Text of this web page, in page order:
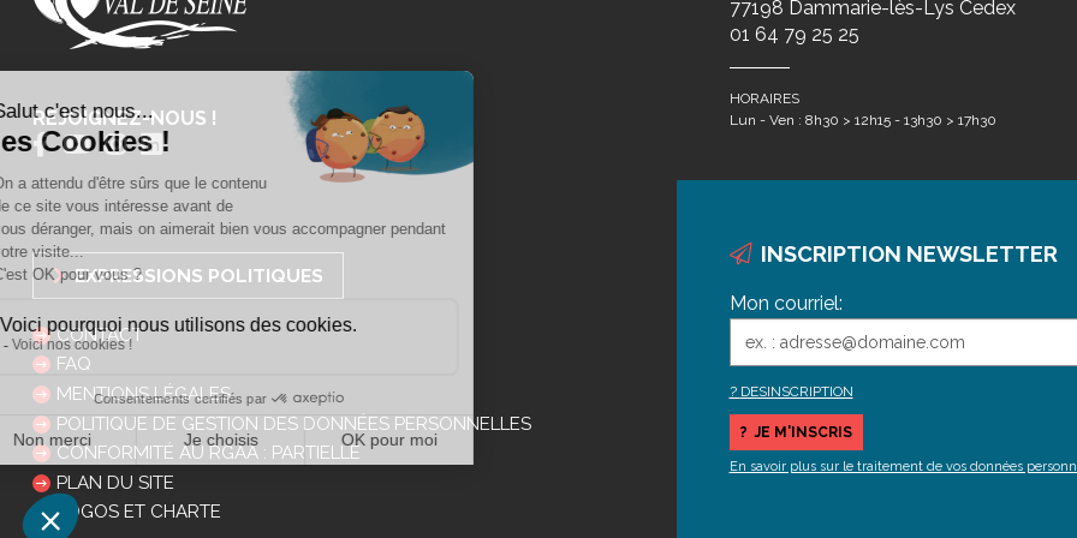
REJOIGNEZ-NOUS !
77198 Dammarie-lès-Lys Cedex
01 64 79 25 25
HORAIRES
Lun - Ven : 8h30 > 12h15 - 13h30 > 17h30
EXPRESSIONS POLITIQUES
CONTACT
FAQ
MENTIONS LÉGALES
POLITIQUE DE GESTION DES DONNÉES PERSONNELLES
CONFORMITÉ AU RGAA : PARTIELLE
PLAN DU SITE
LOGOS ET CHARTE
INSCRIPTION NEWSLETTER
Mon courriel:
DESINSCRIPTION
En savoir plus sur le traitement de vos données